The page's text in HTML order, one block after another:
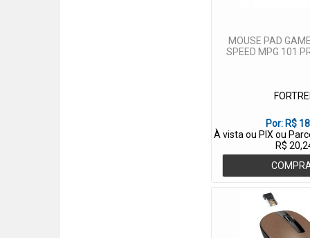
MOUSE PAD
SPEED MPG 101
Por: R$
À vista ou PIX ou
R$